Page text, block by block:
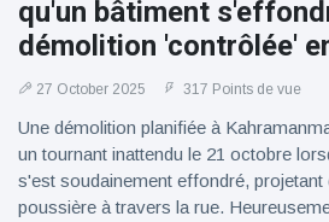
qu'un bâtiment
démolition 'contrôlée'
27 October 2025 317 Points de vue
Une démolition planifiée à
un tournant inattendu le 21 octobre
s'est soudainement effondré, projetant
poussière à travers la rue.